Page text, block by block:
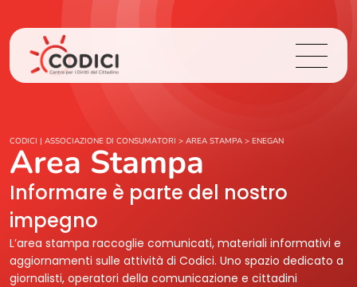
Chi Siamo
Cosa Facciamo
Area Stampa
Contatti
CODICI | ASSOCIAZIONE DI CONSUMATORI > AREA STAMPA > ENEGAN
Area Stampa
Informare è parte del nostro
impegno
L’area stampa raccoglie comunicati, materiali informativi e
aggiornamenti sulle attività di Codici. Uno spazio dedicato a
giornalisti, operatori della comunicazione e cittadini